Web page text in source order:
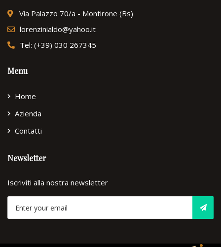
Via Palazzo 70/a - Montirone (Bs)
lorenzinialdo@yahoo.it
Tel: (+39) 030 267345
Menu
Home
Azienda
Contatti
Newsletter
Iscriviti alla nostra newsletter